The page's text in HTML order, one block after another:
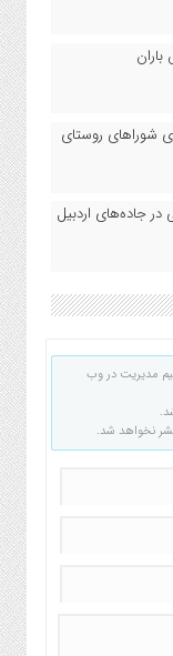
نامزدهای شوراهای روستای
مدیریت در وب
نخواهد شد.